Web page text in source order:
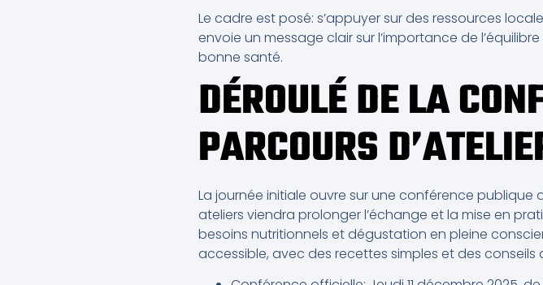
Le cadre est posé: s’appuyer sur des ressources
envoie un message clair sur l’importance de
bonne santé.
DÉROULÉ DE LA
PARCOURS
La journée initiale ouvre sur une conférence
ateliers viendra prolonger l’échange et la mise en
besoins nutritionnels et dégustation en pleine
accessible, avec des recettes simples et des